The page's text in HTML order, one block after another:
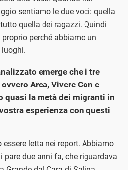
sentiamo le due voci: quella
quella dei ragazzi. Quindi
perché abbiamo un
luoghi.
emerge che i tre
Arca, Vivere Con e
quasi la metà dei migranti in
esperienza con questi
essere letta nei report. Abbiamo
due anni fa, che riguardava